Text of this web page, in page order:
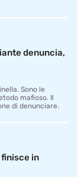
denuncia,
Sono le
mafioso. Il
di denunciare.
in